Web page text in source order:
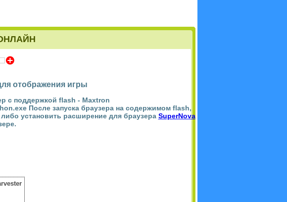
Z
отображения игры
с поддержкой flash - Maxtron
После запуска браузера на содержимом flash,
либо установить расширение для браузера SuperNova